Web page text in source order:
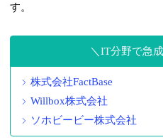
す。
IT分野で急
株式会社FactBase
Willbox株式会社
ソホビービー株式会社